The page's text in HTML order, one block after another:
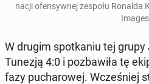
na­cji ofen­syw­nej zespołu Ronalda
W drugim spo­tka­niu tej grupy
Tunezją 4:0 i po­zba­wi­ła tę
fazy pu­cha­ro­wej. Wcze­śniej